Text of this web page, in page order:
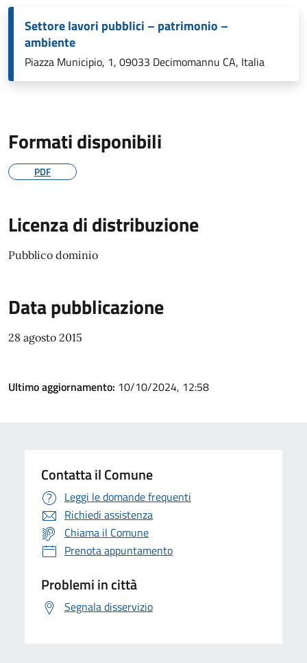
Settore lavori pubblici – patrimonio –
ambiente
Piazza Municipio, 1, 09033 Decimomannu CA, Italia
Formati disponibili
PDF
Licenza di distribuzione
Pubblico dominio
Data pubblicazione
28 agosto 2015
Ultimo aggiornamento: 10/10/2024, 12:58
Contatta il Comune
Leggi le domande frequenti
Richiedi assistenza
Chiama il Comune
Prenota appuntamento
Problemi in città
Segnala disservizio